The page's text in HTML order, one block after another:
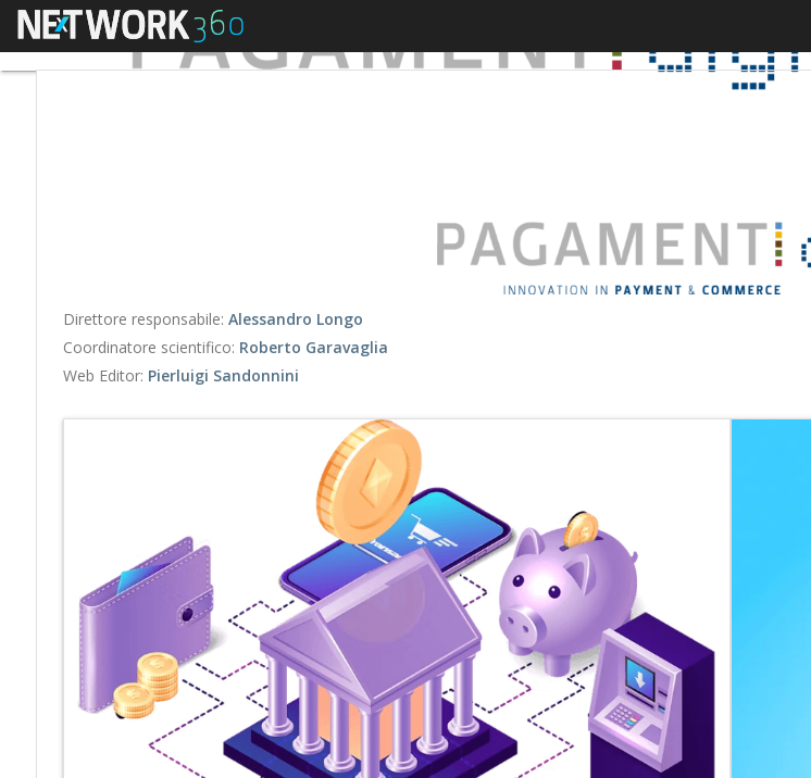
Menu
Direttore responsabile: Alessandro Longo
Coordinatore scientifico: Roberto Garavaglia
Web Editor: Pierluigi Sandonnini